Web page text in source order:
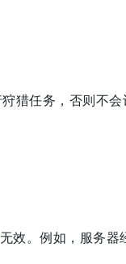
任务，否则不会
。例如，服务器